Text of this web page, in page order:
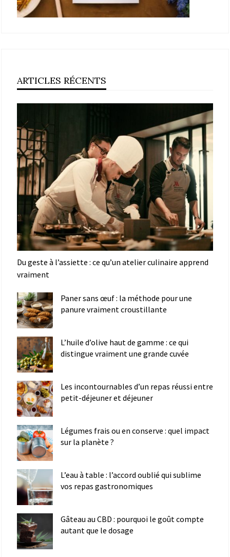
ARTICLES RÉCENTS
Du geste à l’assiette : ce qu’un atelier culinaire apprend
vraiment
Paner sans œuf : la méthode pour une
panure vraiment croustillante
L’huile d’olive haut de gamme : ce qui
distingue vraiment une grande cuvée
Les incontournables d’un repas réussi entre
petit-déjeuner et déjeuner
Légumes frais ou en conserve : quel impact
sur la planète ?
L’eau à table : l’accord oublié qui sublime
vos repas gastronomiques
Gâteau au CBD : pourquoi le goût compte
autant que le dosage